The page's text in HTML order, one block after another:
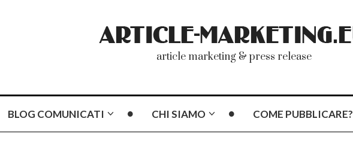
article marketing & press release
BLOG COMUNICATI CHI SIAMO COME PUBBLICARE?